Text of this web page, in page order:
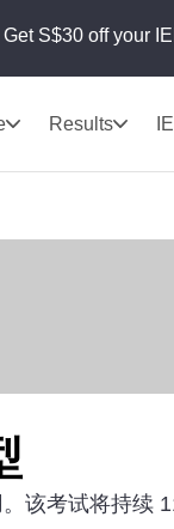
Get S$30 off your
Results
该考试将持续